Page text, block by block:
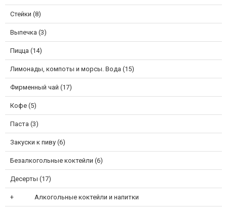
Стейки (8)
Выпечка (3)
Пицца (14)
Лимонады, компоты и морсы. Вода (15)
Фирменный чай (17)
Кофе (5)
Паста (3)
Закуски к пиву (6)
Безалкогольные коктейли (6)
Десерты (17)
Алкогольные коктейли и напитки